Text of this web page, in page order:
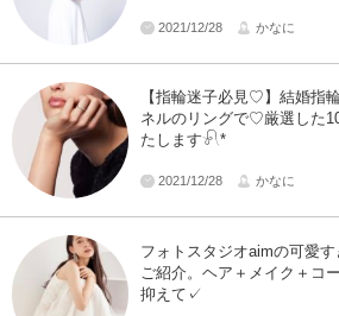
2021/12/28 かなに
【指輪迷子必見♡】結婚指
ネルのリングで♡厳選した
たします𓍯*
2021/12/28 かなに
フォトスタジオaimの可愛
ご紹介。ヘア＋メイク＋コ
抑えて✓